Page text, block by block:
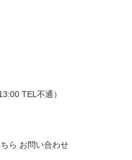
TEL不通）
お問い合わせ